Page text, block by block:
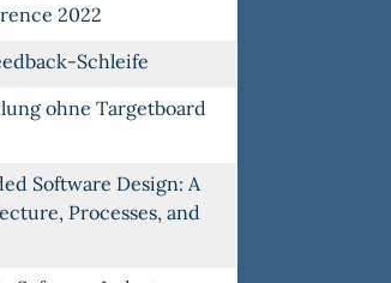
2022
Schleife
ohne Targetboard
Software Design: A
Processes, and